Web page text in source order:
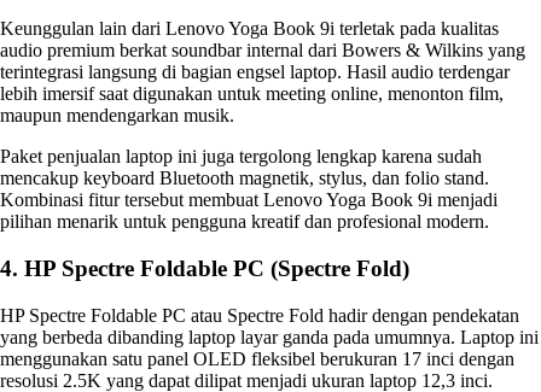
Keunggulan lain dari Lenovo Yoga Book 9i terletak pada kualitas
audio premium berkat soundbar internal dari Bowers & Wilkins yang
terintegrasi langsung di bagian engsel laptop. Hasil audio terdengar
lebih imersif saat digunakan untuk meeting online, menonton film,
maupun mendengarkan musik.
Paket penjualan laptop ini juga tergolong lengkap karena sudah
mencakup keyboard Bluetooth magnetik, stylus, dan folio stand.
Kombinasi fitur tersebut membuat Lenovo Yoga Book 9i menjadi
pilihan menarik untuk pengguna kreatif dan profesional modern.
4. HP Spectre Foldable PC (Spectre Fold)
HP Spectre Foldable PC atau Spectre Fold hadir dengan pendekatan
yang berbeda dibanding laptop layar ganda pada umumnya. Laptop ini
menggunakan satu panel OLED fleksibel berukuran 17 inci dengan
resolusi 2.5K yang dapat dilipat menjadi ukuran laptop 12,3 inci.